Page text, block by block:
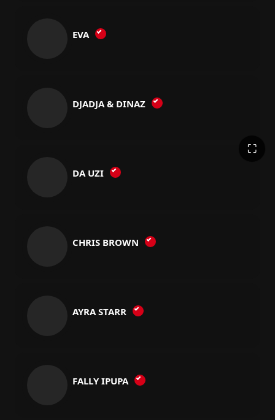
⛶
EVA
DJADJA & DINAZ
DA UZI
CHRIS BROWN
AYRA STARR
FALLY IPUPA